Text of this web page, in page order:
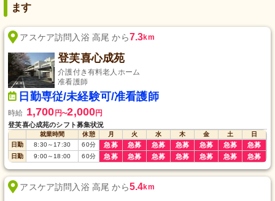
ます
アスケア訪問入浴 高尾 から7.3km
登芙喜心成苑
介護付き有料老人ホーム
准看護師
日勤専従/未経験可/准看護師
時給 1,700 円〜2,000円
登芙喜心成苑のシフト募集状況
就業時間 休憩 月 火 水 木 金 土
日
日勤
8:30～ 17:30 60分 急募 急募 急募 急募 急募 急募 急募
日勤 9:00～ 18:00 60分 急募 急募 急募 急募 急募 急募 急募
アスケア訪問入浴 高尾 から5.4km